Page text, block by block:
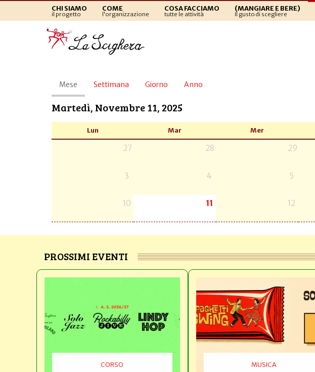
CHI SIAMO
il progetto
COME
l'organizzazione
COSA FACCIAMO
tutte le attività
(MANGIARE E BERE)
Il gusto di scegliere
Schede
primarie
Mese (scheda
attiva)
Settimana Giorno Anno
Martedì, Novembre 11, 2025
Lun Mar Mer
27 28 29
3 4 5
10 11 12
PROSSIMI EVENTI
CORSO MUSICA